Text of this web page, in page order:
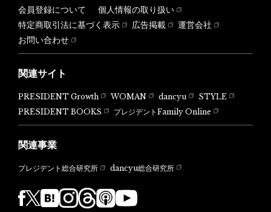
会員登録について
個人情報の取り扱い
特定商取引法に基づく表示
広告掲載
運営会社
お問い合わせ
関連サイト
PRESIDENT Growth WOMAN dancyu
STYLE
PRESIDENT BOOKS
プレジデントFamily Online
関連事業
プレジデント総合研究所 dancyu総合研究所